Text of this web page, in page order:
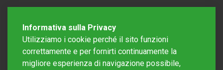
Informativa sulla Privacy
Utilizziamo i cookie perché il sito funzioni
correttamente e per fornirti continuamente la
migliore esperienza di navigazione possibile,